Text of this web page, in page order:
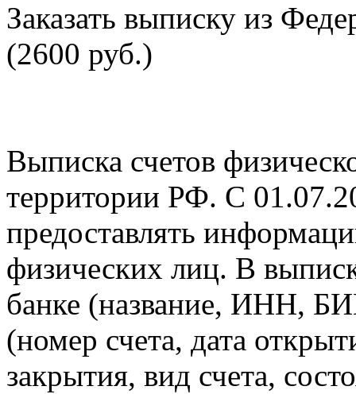
Заказать выписку из
(2600 руб.)
Выписка счетов
территории РФ. С
предоставлять
физических лиц. В
банке (название, ИНН,
(номер счета, дата
закрытия, вид счета,